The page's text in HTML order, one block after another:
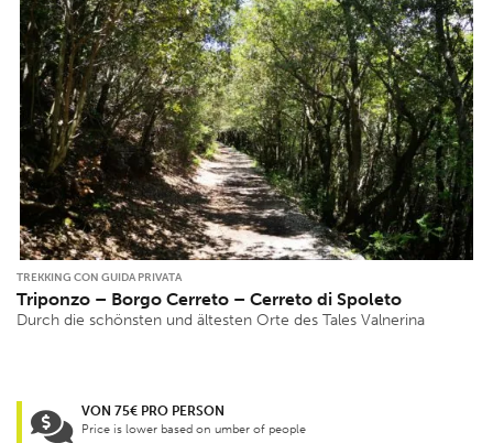
TREKKING CON GUIDA PRIVATA
Triponzo – Borgo Cerreto – Cerreto di Spoleto
Durch die schönsten und ältesten Orte des Tales Valnerina
VON 75€ PRO PERSON
Price is lower based on umber of people